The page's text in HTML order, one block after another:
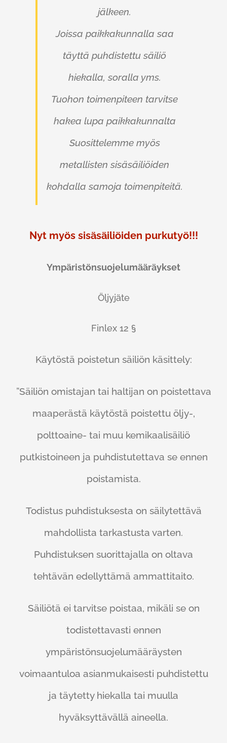
jälkeen.
Joissa paikkakunnalla saa
täyttä puhdistettu säiliö
hiekalla, soralla yms.
Tuohon toimenpiteen tarvitse
hakea lupa paikkakunnalta
Suosittelemme myös
metallisten sisäsäiliöiden
kohdalla samoja toimenpiteitä.
Nyt myös sisäsäiliöiden purkutyö!!!
Ympäristönsuojelumääräykset
Öljyjäte
Finlex 12 §
Käytöstä poistetun säiliön käsittely:
”Säiliön omistajan tai haltijan on poistettava
maaperästä käytöstä poistettu öljy-,
polttoaine- tai muu kemikaalisäiliö
putkistoineen ja puhdistutettava se ennen
poistamista.
Todistus puhdistuksesta on säilytettävä
mahdollista tarkastusta varten.
Puhdistuksen suorittajalla on oltava
tehtävän edellyttämä ammattitaito.
Säiliötä ei tarvitse poistaa, mikäli se on
todistettavasti ennen
ympäristönsuojelumääräysten
voimaantuloa asianmukaisesti puhdistettu
ja täytetty hiekalla tai muulla
hyväksyttävällä aineella.